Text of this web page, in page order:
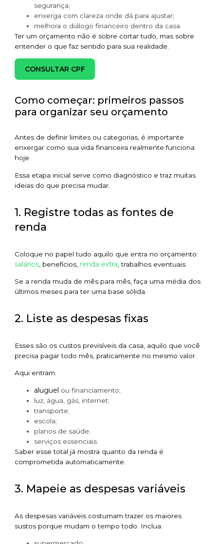
segurança;
enxerga com clareza onde dá para ajustar;
melhora o diálogo financeiro dentro da casa.
Ter um orçamento não é sobre cortar tudo, mas sobre
entender o que faz sentido para sua realidade.
CONSULTAR CPF
Como começar: primeiros passos
para organizar seu orçamento
Antes de definir limites ou categorias, é importante
enxergar como sua vida financeira realmente funciona
hoje.
Essa etapa inicial serve como diagnóstico e traz muitas
ideias do que precisa mudar.
1. Registre todas as fontes de
renda
Coloque no papel tudo aquilo que entra no orçamento:
salários , benefícios, renda extra , trabalhos eventuais.
Se a renda muda de mês para mês, faça uma média dos
últimos meses para ter uma base sólida.
2. Liste as despesas fixas
Esses são os custos previsíveis da casa, aquilo que você
precisa pagar todo mês, praticamente no mesmo valor.
Aqui entram:
aluguel ou financiamento;
luz, água, gás, internet;
transporte;
escola;
planos de saúde;
serviços essenciais.
Saber esse total já mostra quanto da renda é
comprometida automaticamente.
3. Mapeie as despesas variáveis
As despesas variáveis costumam trazer os maiores
sustos porque mudam o tempo todo. Inclua: